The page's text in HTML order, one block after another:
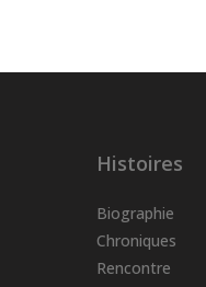
Histoires
Biographie
Chroniques
Rencontre